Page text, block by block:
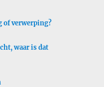
of verwerping?
waar is dat